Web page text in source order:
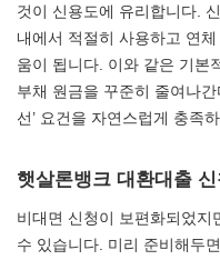
것이 신용도에 유리합니다.
내에서 적절히 사용하고 연
움이 됩니다. 이와 같은 기본
부채 원금을 꾸준히 줄여나
선’ 요건을 자연스럽게 충족
햇살론뱅크 대환대출
비대면 신청이 보편화되었지
수 있습니다. 미리 준비해두